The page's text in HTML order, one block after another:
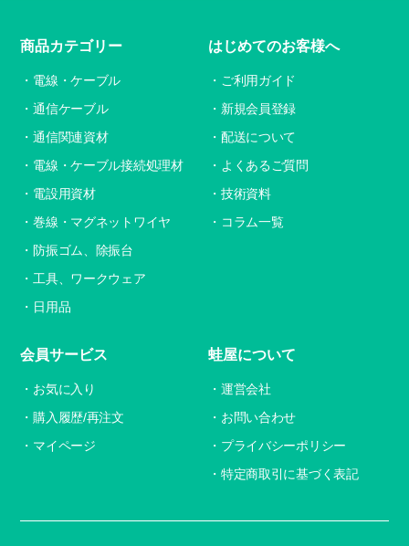
商品カテゴリー
電線・ケーブル
通信ケーブル
通信関連資材
電線・ケーブル接続処理材
電設用資材
巻線・マグネットワイヤ
防振ゴム、除振台
工具、ワークウェア
日用品
はじめてのお客様へ
ご利用ガイド
新規会員登録
配送について
よくあるご質問
技術資料
コラム一覧
会員サービス
お気に入り
購入履歴/再注文
マイページ
蛙屋について
運営会社
お問い合わせ
プライバシーポリシー
特定商取引に基づく表記